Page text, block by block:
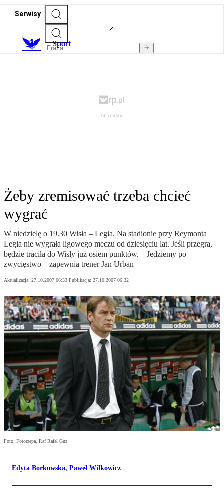
Serwisy
Sport
Żeby zremisować trzeba chcieć
wygrać
W niedzielę o 19.30 Wisła – Legia. Na stadionie przy Reymonta
Legia nie wygrała ligowego meczu od dziesięciu lat. Jeśli przegra,
będzie traciła do Wisły już osiem punktów. – Jedziemy po
zwycięstwo – zapewnia trener Jan Urban
Aktualizacja: 27.10.2007 06:33 Publikacja: 27.10.2007 06:32
Foto: Fotorzepa, Raf Rafał Guz
Edyta Borkowska, Paweł Wilkowicz